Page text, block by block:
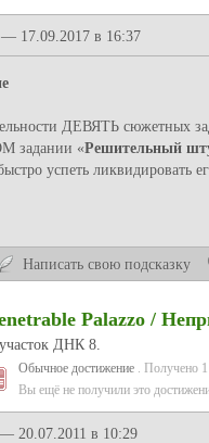
— 17.09.2017 в 16:37
ДЕВЯТЬ сюжетных
задании «Решительный
успеть ликвидировать
Написать свою подсказку
Palazzo /
ДНК 8.
Обычное достижение . Получено
Вы ещё не получили это
— 20.07.2011 в 10:29